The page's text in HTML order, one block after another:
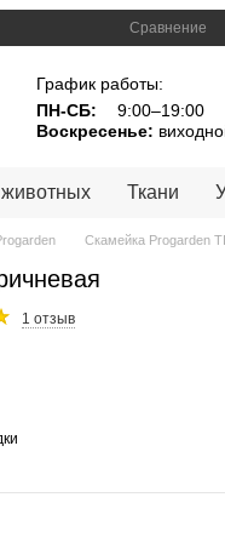
Сравнение
График работы:
ПН-СБ:
9:00–19:00
Воскресенье:
Ткани
Скамейка Progarden
1 отзыв